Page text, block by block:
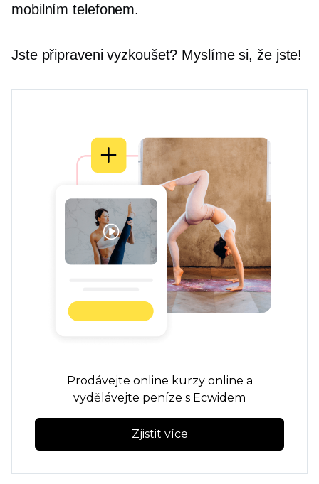
mobilním telefonem.
Jste připraveni vyzkoušet? Myslíme si, že jste!
Prodávejte online kurzy online a
vydělávejte peníze s Ecwidem
Zjistit více